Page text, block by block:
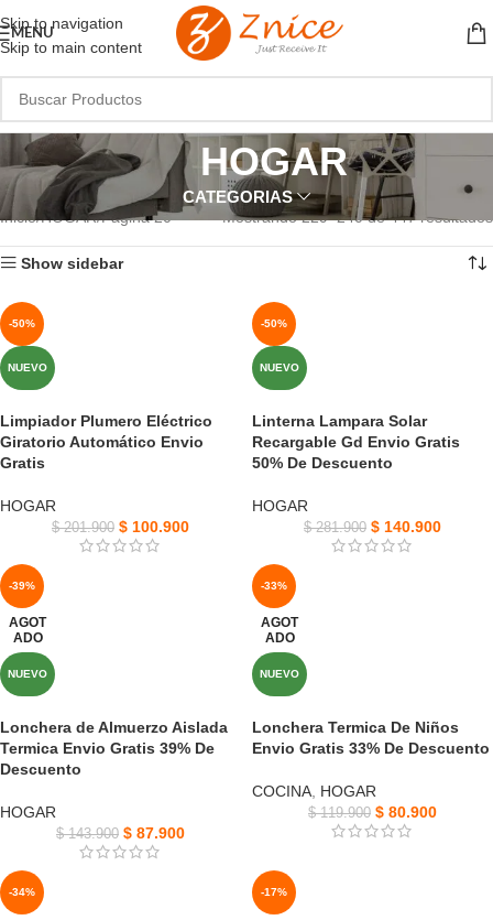
Skip to navigation
Skip to main content
MENU
HOGAR
CATEGORIAS
Inicio HOGAR Página 20 Mostrando 229–240 de 447 resultados
Show sidebar
-50%
NUEVO
Limpiador Plumero Eléctrico
Giratorio Automático Envio
Gratis
HOGAR
$201.900 $ 100.900
-50%
NUEVO
Linterna Lampara Solar
Recargable Gd Envio Gratis
50% De Descuento
HOGAR
$281.900 $ 140.900
-39%
AGOT
ADO
NUEVO
Lonchera de Almuerzo Aislada
Termica Envio Gratis 39% De
Descuento
HOGAR
$143.900 $ 87.900
-33%
AGOT
ADO
NUEVO
Lonchera Termica De Niños
Envio Gratis 33% De Descuento
COCINA HOGAR
$119.900 $ 80.900
-34% -17%